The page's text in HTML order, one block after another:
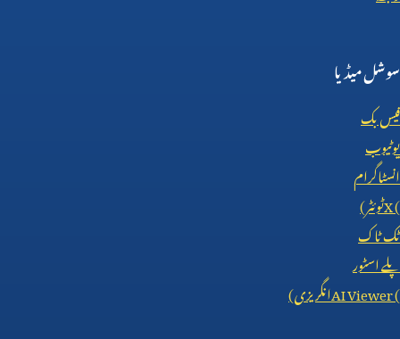
سوشل میڈیا
فیس بک
یوٹیوب
انسٹاگرام
X (ٹوئٹر)
ٹک ٹاک
پلے اسٹور
AI Viewer (انگریزی)